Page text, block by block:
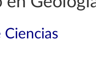
Ciencias